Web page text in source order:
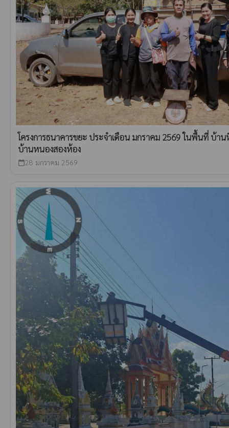
โครงการธนาคารขยะ ประจำเดือน มกราคม 2569 ในพื้นที่ บ้
บ้านหนองสองห้อง
calendar_today28 มกราคม 2569